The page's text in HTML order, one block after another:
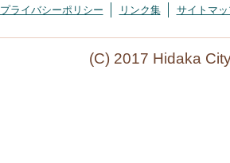
プライバシーポリシー
リンク集 サイトマッ
(C) 2017 Hidaka